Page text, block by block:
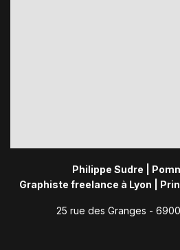
Philippe Sudre |
Graphiste freelance à Lyon |
25 rue des Granges -